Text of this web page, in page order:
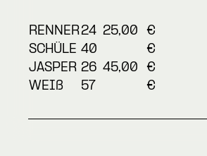
RENNER24 25,00
€
SCHÜLE 40
€
JASPER 26 45,00
€
WEIß
57 €